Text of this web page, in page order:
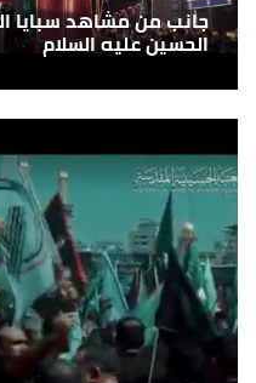
جانب من مشاهد سبايا
الحسين عليه السلام